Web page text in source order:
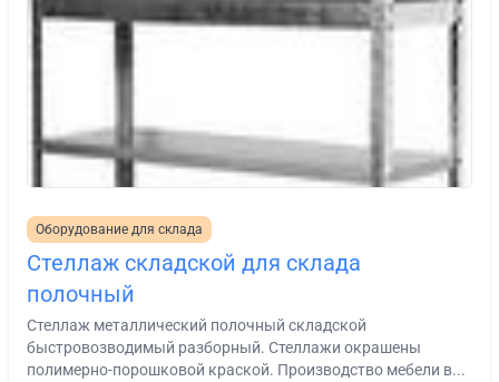
Оборудование для склада
Cтеллаж складской для склада
полочный
Стеллаж металлический полочный складской
быстровозводимый разборный. Стеллажи окрашены
полимерно-порошковой краской. Производство мебели в...